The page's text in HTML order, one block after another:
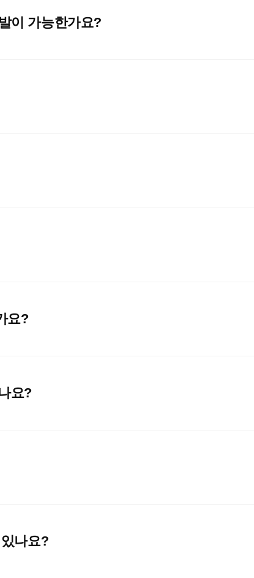
이 가능한가요?
요?
요?
나요?